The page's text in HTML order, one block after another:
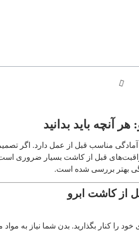
آنچه باید بدانید
مناسب قبل از عمل دارد. اگر
قبل از کاشت بسیار ضروری
بهتر بررسی شده است.
را کنار بگذارید. بدن شما نیاز به